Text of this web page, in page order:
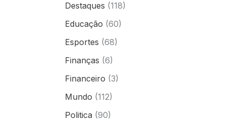
Destaques (118)
Educação (60)
Esportes (68)
Finanças (6)
Financeiro (3)
Mundo (112)
Politica (90)